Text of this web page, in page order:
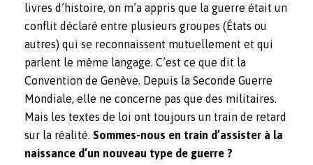
livres d’histoire, on m’a appris que la guerre était un
conflit déclaré entre plusieurs groupes (États ou
autres) qui se reconnaissent mutuellement et qui
parlent le même langage. C’est ce que dit la
Convention de Genève. Depuis la Seconde Guerre
Mondiale, elle ne concerne pas que des militaires.
Mais les textes de loi ont toujours un train de retard
sur la réalité. Sommes-nous en train d’assister à la
naissance d’un nouveau type de guerre ?